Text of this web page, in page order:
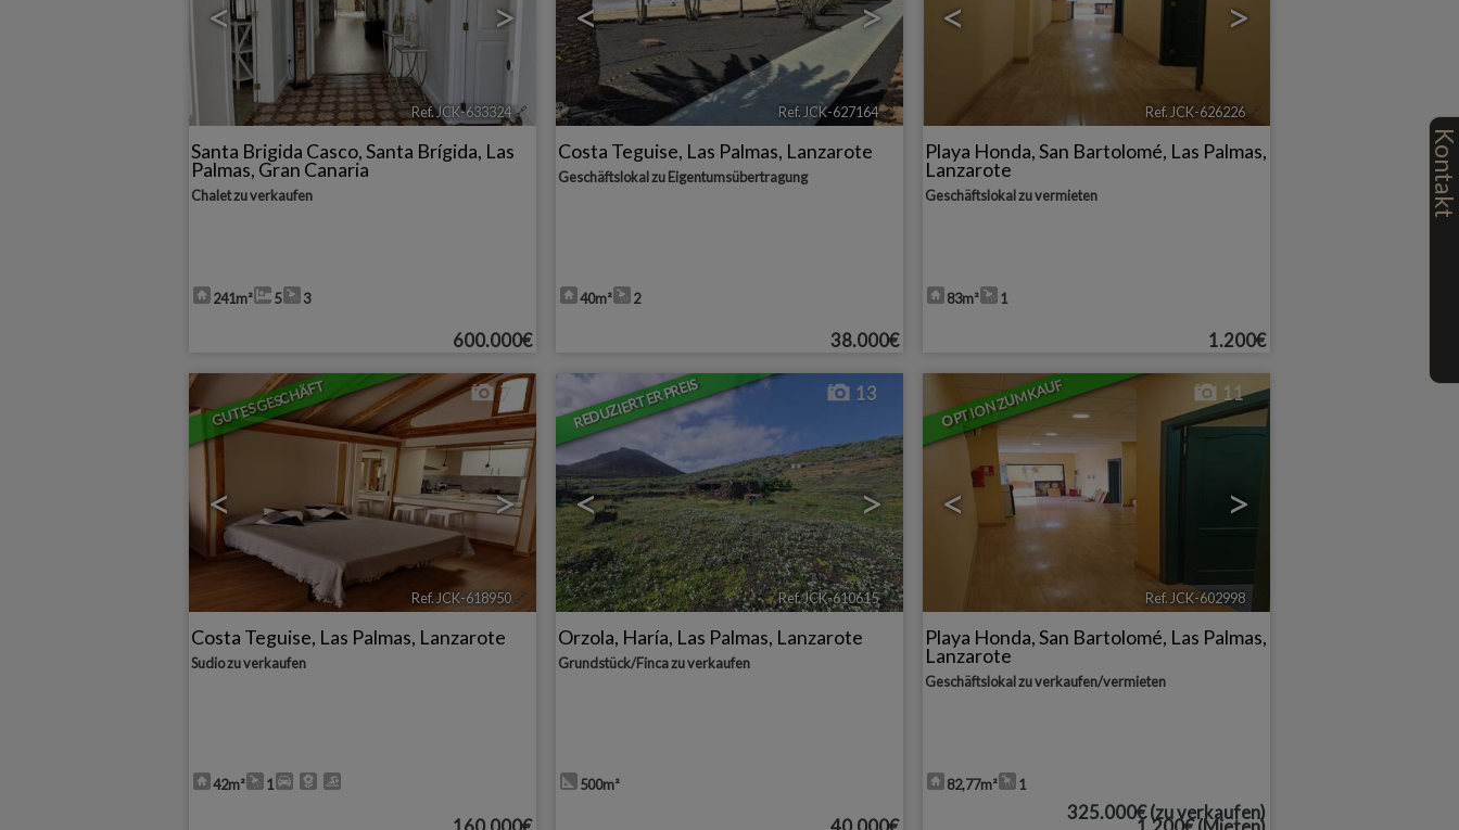
< >
Ref. JCK-633324🔗
Santa Brigida Casco,Santa Brígida, Las
Palmas, Gran Canaria
Chalet zu verkaufen
241m² 5 3
600.000€
< >
Ref. JCK-627164🔗
Costa Teguise, Las Palmas, Lanzarote
Geschäftslokal zu Eigentumsübertragung
40m² 2
38.000€
< >
Ref. JCK-626226🔗
Playa Honda,San Bartolomé, Las Palmas,
Lanzarote
Geschäftslokal zu vermieten
83m² 1
1.200€
GUTES GESCHÄFT
< >
7
Ref. JCK-618950 🔗
Costa Teguise, Las Palmas, Lanzarote
Sudio zu verkaufen
42m² 1
REDUZIERTER PREIS
< >
13
Ref. JCK-610615🔗
Orzola, Haría, Las Palmas, Lanzarote
Grundstück/Finca zu verkaufen
500m²
OPTION ZUM KAUF
< >
11
Ref. JCK-602998
Playa Honda,San Bartolomé, Las Palmas,
Lanzarote
Geschäftslokal zu verkaufen/vermieten
82,77m² 1
325.000€ (zu verkaufen)